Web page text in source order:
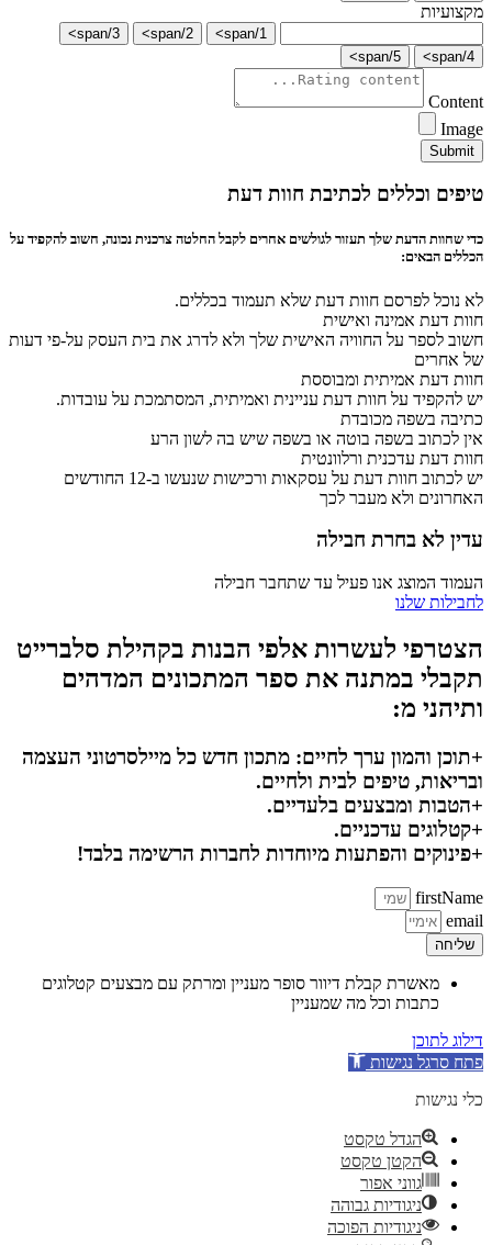
מקצועיות
1/span>
2/span>
3/span>
4/span>
5/span>
Content
Image
Submit
טיפים וכללים לכתיבת חוות דעת
כדי שחוות הדעת שלך תעזור לגולשים אחרים לקבל החלטה צרכנית נכונה, חשוב להקפיד על
הכללים הבאים:
לא נוכל לפרסם חוות דעת שלא תעמוד בכללים.
חוות דעת אמינה ואישית
חשוב לספר על החוויה האישית שלך ולא לדרג את בית העסק על-פי דעות
של אחרים
חוות דעת אמיתית ומבוססת
יש להקפיד על חוות דעת עניינית ואמיתית, המסתמכת על עובדות.
כתיבה בשפה מכובדת
אין לכתוב בשפה בוטה או בשפה שיש בה לשון הרע
חוות דעת עדכנית ורלוונטית
יש לכתוב חוות דעת על עסקאות ורכישות שנעשו ב-12 החודשים
האחרונים ולא מעבר לכך
עדין לא בחרת חבילה
העמוד המוצג אנו פעיל עד שתחבר חבילה
לחבילות שלנו
הצטרפי לעשרות אלפי הבנות בקהילת סלברייט
תקבלי במתנה את ספר המתכונים המדהים
ותיהני מ:
+תוכן והמון ערך לחיים: מתכון חדש כל מיילסרטוני העצמה
ובריאות, טיפים לבית ולחיים.
+הטבות ומבצעים בלעדיים.
+קטלוגים עדכניים.
+פינוקים והפתעות מיוחדות לחברות הרשימה בלבד!
firstName
email
שליחה
מאשרת קבלת דיוור סופר מעניין ומרתק עם מבצעים קטלוגים
כתבות וכל מה שמעניין
דילוג לתוכן
פתח סרגל נגישות
כלי נגישות
הגדל טקסט
הקטן טקסט
גווני אפור
ניגודיות גבוהה
ניגודיות הפוכה